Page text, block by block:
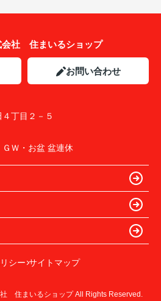
会社 住まいるショップ
お問い合わせ
丁目２－５
Ｗ・お盆 盆連休
シー サイトマップ
住まいるショップ All Rights Reserved.